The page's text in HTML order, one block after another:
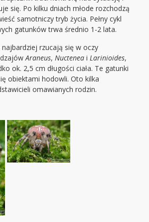
się. Po kilku dniach młode rozchodzą
samotniczy tryb życia. Pełny cykl
gatunków trwa średnio 1-2 lata.
rzucają się w oczy
Araneus,Nuctenea iLarinioides,
ok. 2,5 cm długości ciała. Te gatunki
obiektami hodowli. Oto kilka
omawianych rodzin.